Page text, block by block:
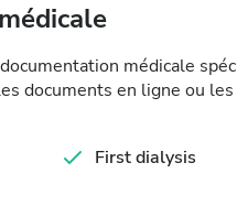
médicale
documents en ligne ou
First dialysis